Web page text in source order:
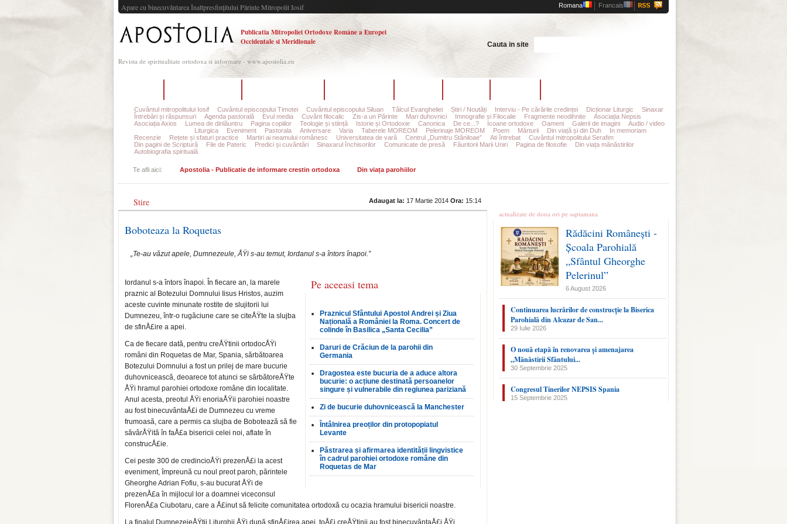
Apare cu binecuvântarea Înaltpresfinţitului Părinte Mitropolit Iosif Romana Francais
Publicatia Mitropoliei Ortodoxe Române a Europei
Occidentale si Meridionale
Revista de spiritualitate ortodoxa si informare - www.apostolia.eu
Cauta in site
Cuvântul mitropolitului Iosif Cuvântul episcopului Timotei Cuvântul episcopului Siluan Tâlcul Evangheliei Știri / Noutăți Interviu - Pe cărările credinței Dicționar Liturgic
Sinaxar
Întrebări și răspunsuri
Agenda pastorală Evul media Cuvânt filocalic Zis-a un Părinte Mari duhovnici Imnografie și Filocalie Fragmente neodihnite
Asociația Nepsis
Asociația Axios
Lumea de dinlăuntru Pagina copiilor Teologie și stiință Istorie și Ortodoxie Canonica De ce...? Icoane ortodoxe Oameni Galerii de imagini
Audio / video
Liturgica Eveniment Pastorala Aniversare Varia Taberele MOREOM Pelerinaje MOREOM Poem Mărturii Din viață și din Duh
In memoriam
Recenzie
Rețete și sfaturi practice Martiri ai neamului românesc Universitatea de vară Centrul „Dumitru Stăniloae” Ati întrebat
Cuvântul mitropolitului Serafim
Din pagini de Scriptură
File de Pateric Predici și cuvântări Sinaxarul închisorilor Comunicate de presă Făuritorii Marii Uniri Pagina de filosofie
Din viața mănăstirilor
Autobiografia spirituală
Te afli aici: Apostolia - Publicatie de informare crestin ortodoxa Din viața parohiilor
Stire Adaugat la: 17 Martie 2014 Ora: 15:14
Boboteaza la Roquetas
„Te-au văzut apele, Dumnezeule, ÅŸi s-au temut, Iordanul s-a întors înapoi.”
Pe aceeasi tema
Praznicul Sfântului Apostol Andrei și Ziua
Națională a României la Roma. Concert de
colinde în Basilica „Santa Cecilia”
Daruri de Crăciun de la parohii din
Germania
Dragostea este bucuria de a aduce altora
bucurie: o acțiune destinată persoanelor
singure și vulnerabile din regiunea pariziană
Zi de bucurie duhovnicească la Manchester
Întâlnirea preoților din protopopiatul
Levante
Păstrarea și afirmarea identității lingvistice
în cadrul parohiei ortodoxe române din
Roquetas de Mar
Iordanul s-a întors înapoi. În fiecare an, la marele
praznic al Botezului Domnu­lui Iisus Hristos, auzim
aceste cuvinte minunate rostite de slujitorii lui
Dumnezeu, într-o rugăciune care se citeÅŸte la slujba
de sfinÅ£ire a apei.
Ca de fiecare dată, pentru creÅŸtinii orto­docÅŸi
români din Roquetas de Mar, Spania, săr­bătoarea
Botezului Domnului a fost un prilej de mare bucurie
duhovnicească, deoarece tot atunci se sărbătoreÅŸte
ÅŸi hramul parohiei orto­doxe române din localitate.
Anul acesta, preo­tul ÅŸi enoriaÅŸii parohiei noastre
au fost binecu­vântaÅ£i de Dumnezeu cu vreme
frumoasă, care a permis ca slujba de Bobotează să fie
săvârÅŸită în faÅ£a bisericii celei noi, aflate în
construcÅ£ie.
Cei peste 300 de credincioÅŸi prezenÅ£i la acest
eveniment, împreună cu noul preot paroh, părintele
Gheorghe Adrian Fofiu, s-au bucurat ÅŸi de
prezenÅ£a în mijlocul lor a doamnei viceconsul
FlorenÅ£a Ciubotaru, care a Å£inut să felicite comunitatea ortodoxă cu ocazia hramului bisericii noastre.
La finalul DumnezeieÅŸtii Liturghii ÅŸi după sfinÅ£irea apei, toÅ£i creÅŸtinii au fost bi­necuvântaÅ£i ÅŸi
actualizate de doua ori pe saptamana
Rădăcini Românești -
Școala Parohială
„Sfântul Gheorghe
Pelerinul”
6 August 2026
Continuarea lucrărilor de construcție la Biserica
Parohială din Alcazar de San...
29 Iulie 2026
O nouă etapă în renovarea și amenajarea
„Mănăstirii Sfântului...
30 Septembrie 2025
Congresul Tinerilor NEPSIS Spania
15 Septembrie 2025